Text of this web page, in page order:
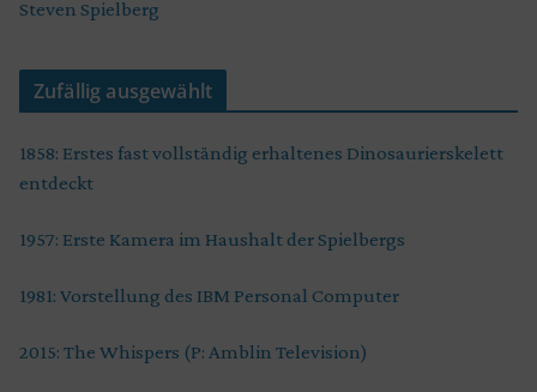
Steven Spielberg
Zufällig ausgewählt
1858: Erstes fast vollständig erhaltenes Dinosaurierskelett
entdeckt
1957: Erste Kamera im Haushalt der Spielbergs
1981: Vorstellung des IBM Personal Computer
2015: The Whispers (P: Amblin Television)